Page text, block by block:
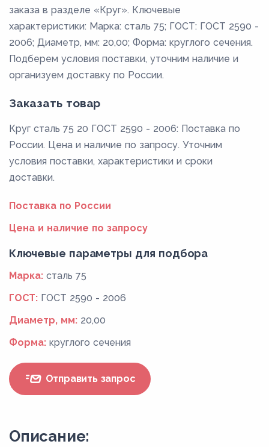
заказа в разделе «Круг». Ключевые
характеристики: Марка: сталь 75; ГОСТ: ГОСТ 2590 -
2006; Диаметр, мм: 20,00; Форма: круглого сечения.
Подберем условия поставки, уточним наличие и
организуем доставку по России.
Заказать товар
Круг сталь 75 20 ГОСТ 2590 - 2006: Поставка по
России. Цена и наличие по запросу. Уточним
условия поставки, характеристики и сроки
доставки.
Поставка по России
Цена и наличие по запросу
Ключевые параметры для подбора
Марка: сталь 75
ГОСТ: ГОСТ 2590 - 2006
Диаметр, мм: 20,00
Форма: круглого сечения
Отправить запрос
Описание: